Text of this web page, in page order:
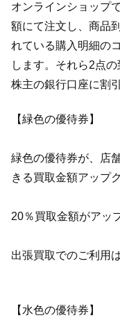
オンラインショップ
額にて注文し、商品
れている購入明細の
します。それら2点
株主の銀行口座に割
【緑色の優待券】
緑色の優待券が、店
きる買取金額アップ
20％買取金額がアッ
出張買取でのご利用
【水色の優待券】